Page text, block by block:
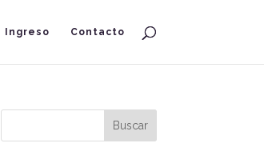
Ingreso Contacto
Buscar